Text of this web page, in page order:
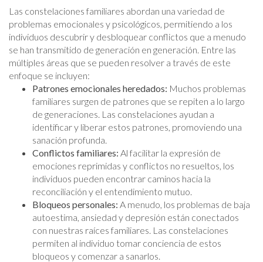
Las constelaciones familiares abordan una variedad de
problemas emocionales y psicológicos, permitiendo a los
individuos descubrir y desbloquear conflictos que a menudo
se han transmitido de generación en generación. Entre las
múltiples áreas que se pueden resolver a través de este
enfoque se incluyen:
Patrones emocionales heredados: Muchos problemas
familiares surgen de patrones que se repiten a lo largo
de generaciones. Las constelaciones ayudan a
identificar y liberar estos patrones, promoviendo una
sanación profunda.
Conflictos familiares: Al facilitar la expresión de
emociones reprimidas y conflictos no resueltos, los
individuos pueden encontrar caminos hacia la
reconciliación y el entendimiento mutuo.
Bloqueos personales: A menudo, los problemas de baja
autoestima, ansiedad y depresión están conectados
con nuestras raíces familiares. Las constelaciones
permiten al individuo tomar conciencia de estos
bloqueos y comenzar a sanarlos.